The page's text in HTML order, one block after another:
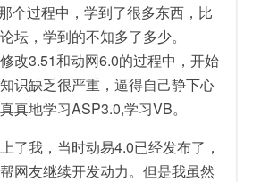
个过程中，学到了很多东西，比
坛，学到的不知多了多少。
3.51和动网6.0的过程中，开始
识缺乏很严重，逼得自己静下心
真地学习ASP3.0,学习VB。
我，当时动易4.0已经发布了，
网友继续开发动力。但是我虽然